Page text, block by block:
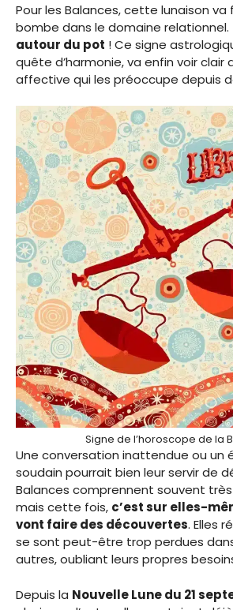
Pour les Balances, cette lunaison va
bombe dans le domaine relationnel.
autour du pot ! Ce signe
quête d’harmonie, va enfin voir clair
affective qui les préoccupe depuis
Signe de l’horoscope de la
Une conversation inattendue ou un
soudain pourrait bien leur servir de
Balances comprennent souvent
mais cette fois, c’est sur elles-
vont faire des découvertes. Elles
se sont peut-être trop perdues
autres, oubliant leurs propres
Depuis la Nouvelle Lune du 21